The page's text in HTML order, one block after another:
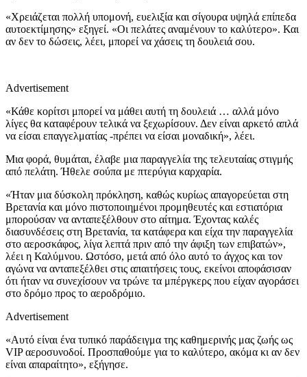
«Χρειάζεται πολλή υπομονή, ευελιξία και σίγουρα υψηλά επίπεδα
αυτοεκτίμησης» εξηγεί. «Οι πελάτες αναμένουν το καλύτερο». Και
αν δεν το δώσεις, λέει, μπορεί να χάσεις τη δουλειά σου.
Advertisement
«Κάθε κορίτσι μπορεί να μάθει αυτή τη δουλειά … αλλά μόνο
λίγες θα καταφέρουν τελικά να ξεχωρίσουν. Δεν είναι αρκετό απλά
να είσαι επαγγελματίας -πρέπει να είσαι μοναδική», λέει.
Μια φορά, θυμάται, έλαβε μια παραγγελία της τελευταίας στιγμής
από πελάτη. Ήθελε σούπα με πτερύγια καρχαρία.
«Ήταν μια δύσκολη πρόκληση, καθώς κυρίως απαγορεύεται στη
Βρετανία και μόνο πιστοποιημένοι προμηθευτές και εστιατόρια
μπορούσαν να ανταπεξέλθουν στο αίτημα. Έχοντας καλές
διασυνδέσεις στη Βρετανία, τα κατάφερα και είχα την παραγγελία
στο αεροσκάφος, λίγα λεπτά πριν από την άφιξη των επιβατών»,
λέει η Καλύμνου. Ωστόσο, μετά από όλο αυτό το άγχος και τον
αγώνα να ανταπεξέλθει στις απαιτήσεις τους, εκείνοι αποφάσισαν
ότι ήταν να συνεχίσουν να τρώνε τα μπέργκερς που είχαν αγοράσει
στο δρόμο προς το αεροδρόμιο.
Advertisement
«Αυτό είναι ένα τυπικό παράδειγμα της καθημερινής μας ζωής ως
VIP αεροσυνοδοί. Προσπαθούμε για το καλύτερο, ακόμα κι αν δεν
είναι απαραίτητο», εξήγησε.